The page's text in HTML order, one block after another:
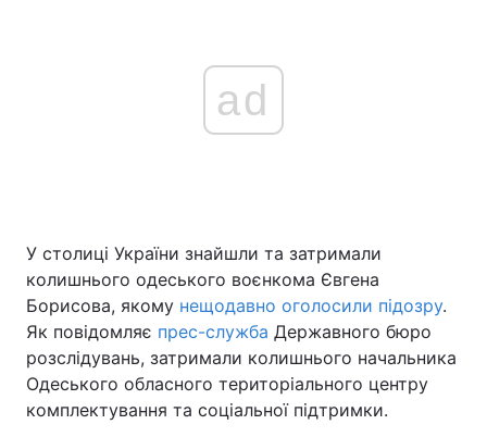
Головна Війна
Україна Політика
Економіка Світ
Спорт Наука
ad
У столиці України знайшли та затримали
колишнього одеського воєнкома Євгена
Борисова, якому нещодавно оголосили підозру.
Як повідомляє прес-служба Державного бюро
розслідувань, затримали колишнього начальника
Одеського обласного територіального центру
комплектування та соціальної підтримки.